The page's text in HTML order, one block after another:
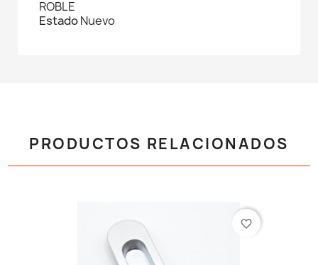
ROBLE
EstadoNuevo
PRODUCTOS RELACIONADOS
favorite_border